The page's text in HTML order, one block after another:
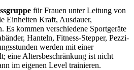
für Frauen unter Leitung von
Einheiten Kraft, Ausdauer,
kommen verschiedene Sportgeräte
Hanteln, Fitness-Stepper, Pezzi-
werden mit einer
eine Altersbeschränkung ist nicht
im eigenen Level trainieren.